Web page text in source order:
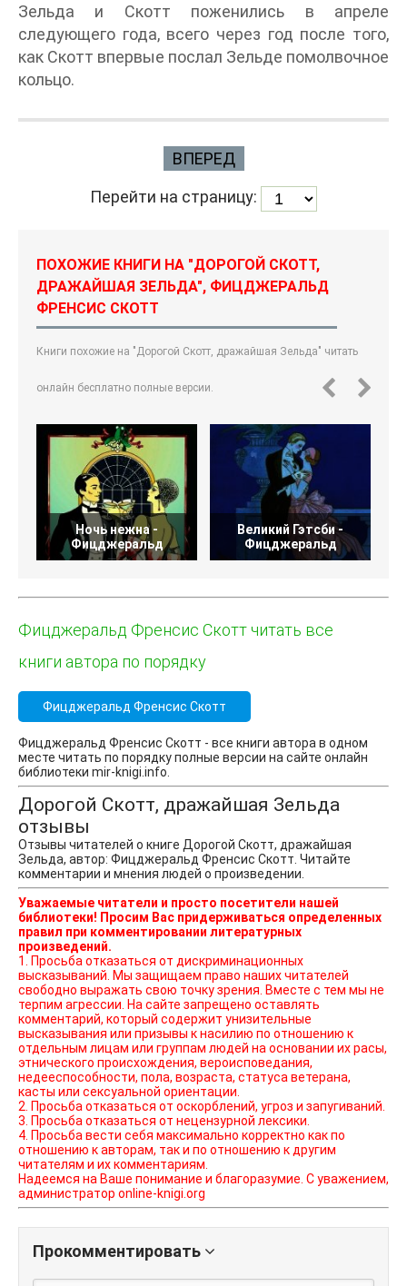
Зельда и Скотт поженились в апреле
следующего года, всего через год после того,
как Скотт впервые послал Зельде помолвочное
кольцо.
ВПЕРЕД
Перейти на страницу:
ПОХОЖИЕ КНИГИ НА "ДОРОГОЙ СКОТТ,
ДРАЖАЙШАЯ ЗЕЛЬДА", ФИЦДЖЕРАЛЬД
ФРЕНСИС СКОТТ
Книги похожие на "Дорогой Скотт, дражайшая Зельда" читать
онлайн бесплатно полные версии.
Ночь нежна -
Фицджеральд
Великий Гэтсби -
Фицджеральд
Фицджеральд Френсис Скотт читать все
книги автора по порядку
Фицджеральд Френсис Скотт
Фицджеральд Френсис Скотт - все книги автора в одном
месте читать по порядку полные версии на сайте онлайн
библиотеки mir-knigi.info.
Дорогой Скотт, дражайшая Зельда
отзывы
Отзывы читателей о книге Дорогой Скотт, дражайшая
Зельда, автор: Фицджеральд Френсис Скотт. Читайте
комментарии и мнения людей о произведении.
Уважаемые читатели и просто посетители нашей
библиотеки! Просим Вас придерживаться определенных
правил при комментировании литературных
произведений.
1. Просьба отказаться от дискриминационных
высказываний. Мы защищаем право наших читателей
свободно выражать свою точку зрения. Вместе с тем мы не
терпим агрессии. На сайте запрещено оставлять
комментарий, который содержит унизительные
высказывания или призывы к насилию по отношению к
отдельным лицам или группам людей на основании их расы,
этнического происхождения, вероисповедания,
недееспособности, пола, возраста, статуса ветерана,
касты или сексуальной ориентации.
2. Просьба отказаться от оскорблений, угроз и запугиваний.
3. Просьба отказаться от нецензурной лексики.
4. Просьба вести себя максимально корректно как по
отношению к авторам, так и по отношению к другим
читателям и их комментариям.
Надеемся на Ваше понимание и благоразумие. С уважением,
администратор online-knigi.org
Прокомментировать